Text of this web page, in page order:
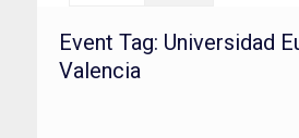
Event Tag: Universidad
Valencia